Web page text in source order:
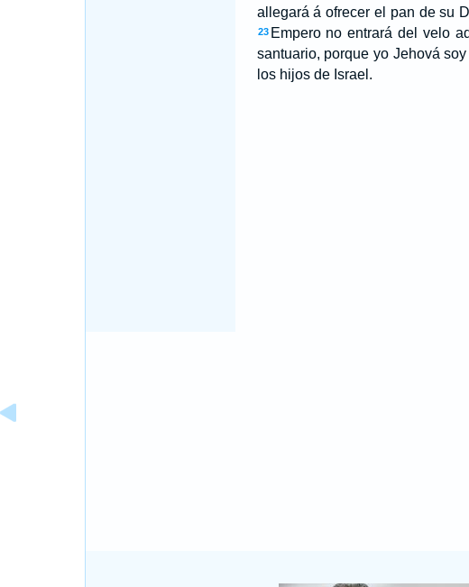
allegará á ofrecer el pan de su
23 Empero no entrará del velo
santuario, porque yo Jehová
los hijos de Israel.